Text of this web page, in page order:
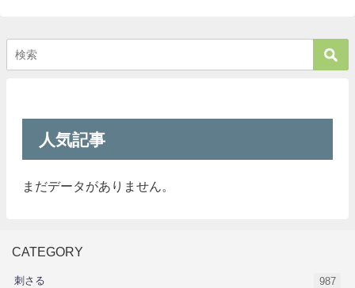
人気記事
まだデータがありません。
CATEGORY
刺さる 987